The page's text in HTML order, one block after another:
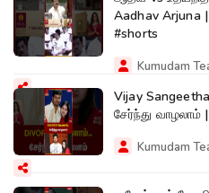
Aadhav Arjuna
#shorts
Kumudam
Vijay
சேர்ந்து வாழலாம்
Kumudam